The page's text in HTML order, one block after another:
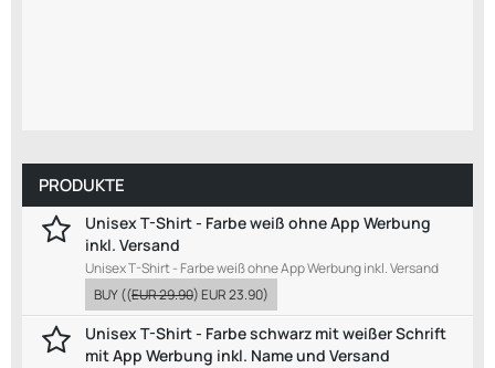
PRODUKTE
Unisex T-Shirt - Farbe weiß ohne App Werbung
inkl. Versand
Unisex T-Shirt - Farbe weiß ohne App Werbung inkl. Versand
BUY((EUR 29.90)EUR 23.90)
Unisex T-Shirt - Farbe schwarz mit weißer Schrift
mit App Werbung inkl. Name und Versand